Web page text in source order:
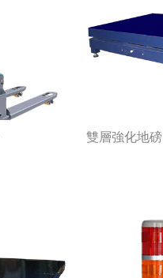
雙層強化地磅